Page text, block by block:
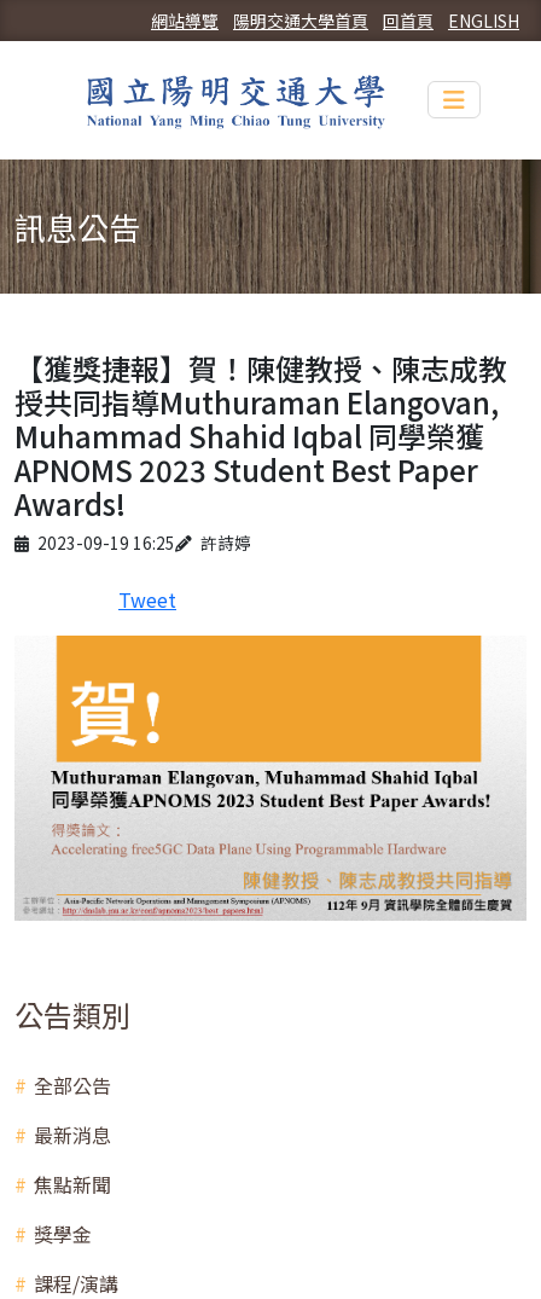
ENGLISH
回首頁
陽明交通大學首頁
網站導覽
Toggle
訊息公告
【獲獎捷報】賀！陳健教授、陳志成教
授共同指導Muthuraman Elangovan,
Muhammad Shahid Iqbal 同學榮獲
APNOMS 2023 Student Best Paper
Awards!
Published on
2023-09-19 16:25
Author 許詩婷
Tweet
公告類別
全部公告
最新消息
焦點新聞
獎學金
課程/演講